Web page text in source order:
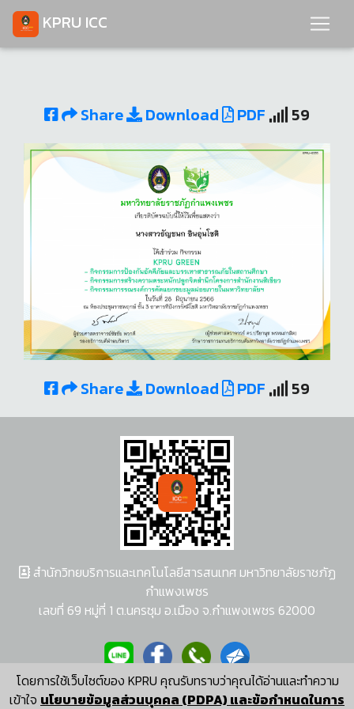
KPRU ICC
Share Download PDF 59
Share Download PDF 59
โดยการใช้เว็บไซต์ของ KPRU คุณรับทราบว่าคุณได้อ่านและทำความ
เข้าใจ นโยบายข้อมูลส่วนบุคคล (PDPA) และข้อกำหนดในการ
สำนักวิทยบริการและเทคโนโลยีสารสนเทศ มหาวิทยาลัยราชภัฏ
กำแพงเพชร
เลขที่ 69 หมู่ที่ 1 ต.นครชุม อ.เมือง จ.กำแพงเพชร 62000
ผู้พัฒนาระบบ อนุชา พวงผกา